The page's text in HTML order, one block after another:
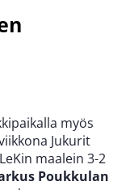
myös
Jukurit
maalein 3-2
Poukkulan